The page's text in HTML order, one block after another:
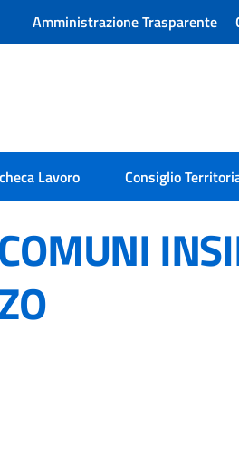
Amministrazione Trasparente
Lavoro Consiglio